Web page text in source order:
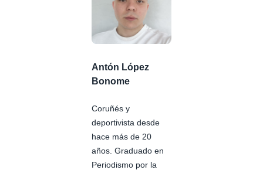
Antón López
Bonome
Coruñés y
deportivista desde
hace más de 20
años. Graduado en
Periodismo por la